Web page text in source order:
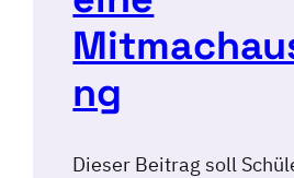
ng
Dieser Beitrag soll